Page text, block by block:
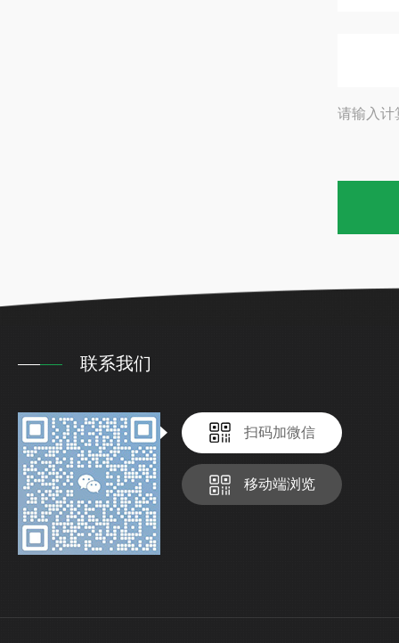
请输入计
联系我们
扫码加微信
移动端浏览